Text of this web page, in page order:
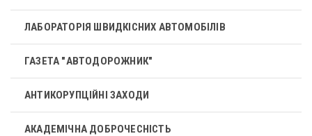
ЛАБОРАТОРІЯ ШВИДКІСНИХ АВТОМОБІЛІВ
ГАЗЕТА "АВТОДОРОЖНИК"
АНТИКОРУПЦІЙНІ ЗАХОДИ
АКАДЕМІЧНА ДОБРОЧЕСНІСТЬ